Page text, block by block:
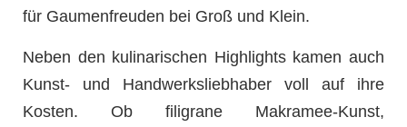
für Gaumenfreuden bei Groß und Klein.
Neben den kulinarischen Highlights kamen auch
Kunst- und Handwerksliebhaber voll auf ihre
Kosten. Ob filigrane Makramee-Kunst,